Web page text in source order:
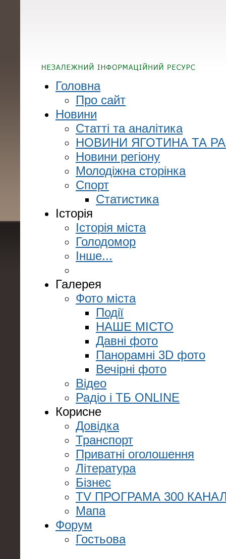
Головна
Про сайт
Новини
Статті та аналітика
НОВИНИ ЯГОТИНА ТА
Новини регіону
Молодіжна сторінка
Спорт
Статистика
Історія
Історія міста
Голодомор
Інше...
Галерея
Фото міста
Події
НАШЕ МІСТО
Давні фото
Панорамні 3D фото
Вечірні фото
Відео
Радіо і ТБ ONLINE
Корисне
Довідка
Транспорт
Приватні оголошення
Література
Бізнес
TV ПРОГРАМА 300
Мапа
Форум
Гостьова